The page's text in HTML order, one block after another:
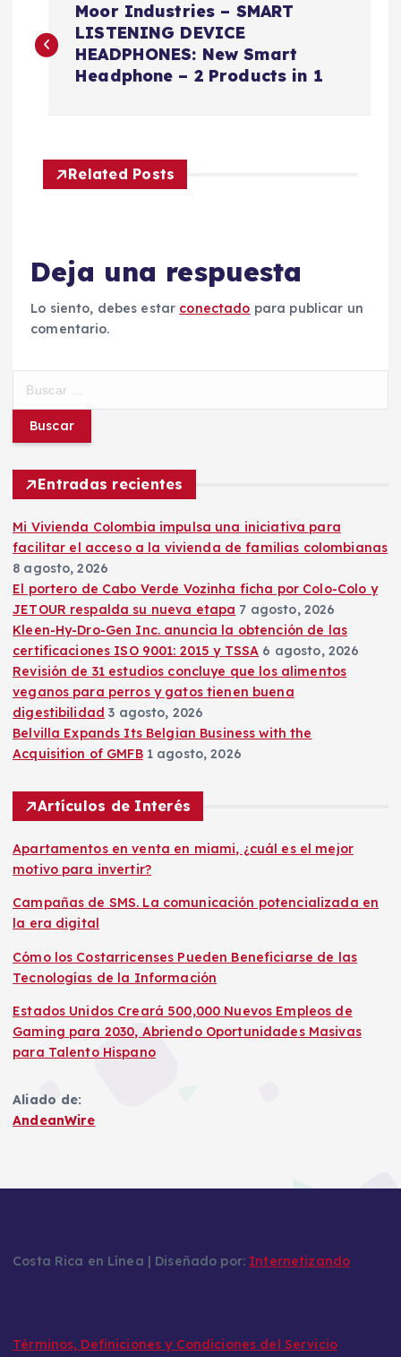
a
g
c
i
ó
n
d
e
e
n
t
r
a
d
a
s
Moor Industries – SMART
LISTENING DEVICE
HEADPHONES: New Smart
Headphone – 2 Products in 1
Related Posts
Deja una respuesta
Lo siento, debes estar conectado para publicar un
comentario.
c
:
Entradas recientes
Mi Vivienda Colombia impulsa una iniciativa para
facilitar el acceso a la vivienda de familias colombianas
8 agosto, 2026
El portero de Cabo Verde Vozinha ficha por Colo-Colo y
JETOUR respalda su nueva etapa 7 agosto, 2026
Kleen-Hy-Dro-Gen Inc. anuncia la obtención de las
certificaciones ISO 9001: 2015 y TSSA 6 agosto, 2026
Revisión de 31 estudios concluye que los alimentos
veganos para perros y gatos tienen buena
digestibilidad 3 agosto, 2026
Belvilla Expands Its Belgian Business with the
Acquisition of GMFB 1 agosto, 2026
Artículos de Interés
Apartamentos en venta en miami, ¿cuál es el mejor
motivo para invertir?
Campañas de SMS. La comunicación potencializada en
la era digital
Cómo los Costarricenses Pueden Beneficiarse de las
Tecnologías de la Información
Estados Unidos Creará 500,000 Nuevos Empleos de
Gaming para 2030, Abriendo Oportunidades Masivas
para Talento Hispano
Aliado de:
AndeanWire
Costa Rica en Línea | Diseñado por: Internetizando
Términos, Definiciones y Condiciones del Servicio